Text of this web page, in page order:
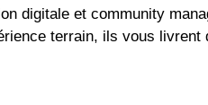
digitale et community
terrain, ils vous